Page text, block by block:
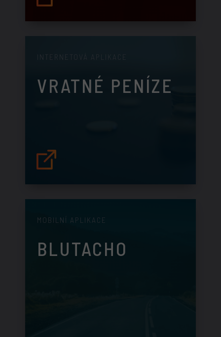
INTERNETOVÁ APLIKACE
VRATNÉ PENÍZE
MOBILNÍ APLIKACE
BLUTACHO